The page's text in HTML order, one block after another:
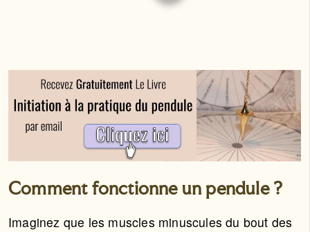
Comment fonctionne un pendule ?
Imaginez que les muscles minuscules du bout des